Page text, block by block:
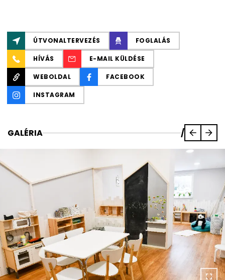
ÚTVONALTERVEZÉS FOGLALÁS
HÍVÁS E-MAIL KÜLDÉSE
WEBOLDAL FACEBOOK
INSTAGRAM
GALÉRIA /